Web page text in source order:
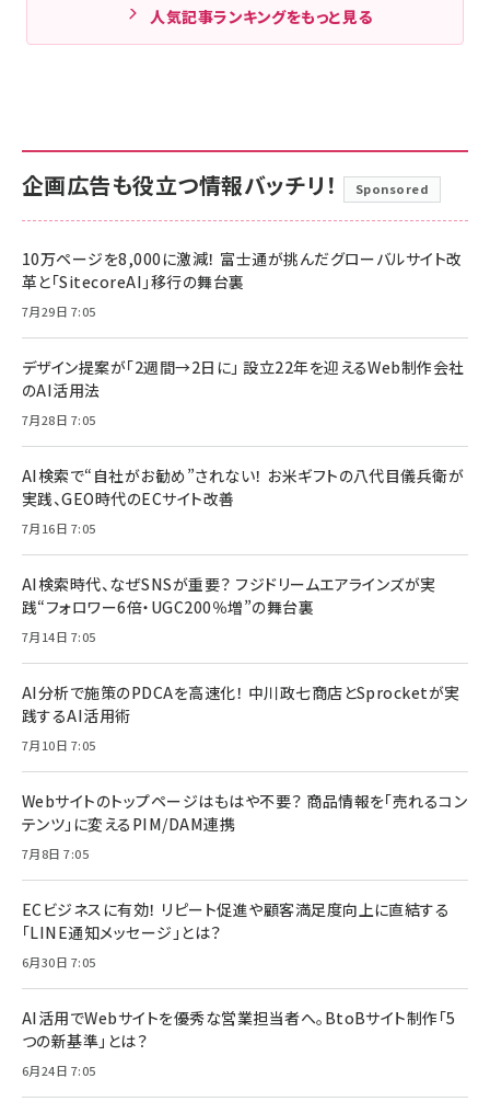
人気記事ランキングをもっと見る
企画広告も役立つ情報バッチリ！ Sponsored
10万ページを8,000に激減！ 富士通が挑んだグローバルサイト改
革と「SitecoreAI」移行の舞台裏
7月29日 7:05
デザイン提案が「2週間→2日に」 設立22年を迎えるWeb制作会社
のAI活用法
7月28日 7:05
AI検索で“自社がお勧め”されない！ お米ギフトの八代目儀兵衛が
実践、GEO時代のECサイト改善
7月16日 7:05
AI検索時代、なぜSNSが重要？ フジドリームエアラインズが実
践“フォロワー6倍・UGC200％増”の舞台裏
7月14日 7:05
AI分析で施策のPDCAを高速化！ 中川政七商店とSprocketが実
践するAI活用術
7月10日 7:05
Webサイトのトップページはもはや不要？ 商品情報を「売れるコン
テンツ」に変えるPIM/DAM連携
7月8日 7:05
ECビジネスに有効！ リピート促進や顧客満足度向上に直結する
「LINE通知メッセージ」とは？
6月30日 7:05
AI活用でWebサイトを優秀な営業担当者へ。BtoBサイト制作「5
つの新基準」とは？
6月24日 7:05